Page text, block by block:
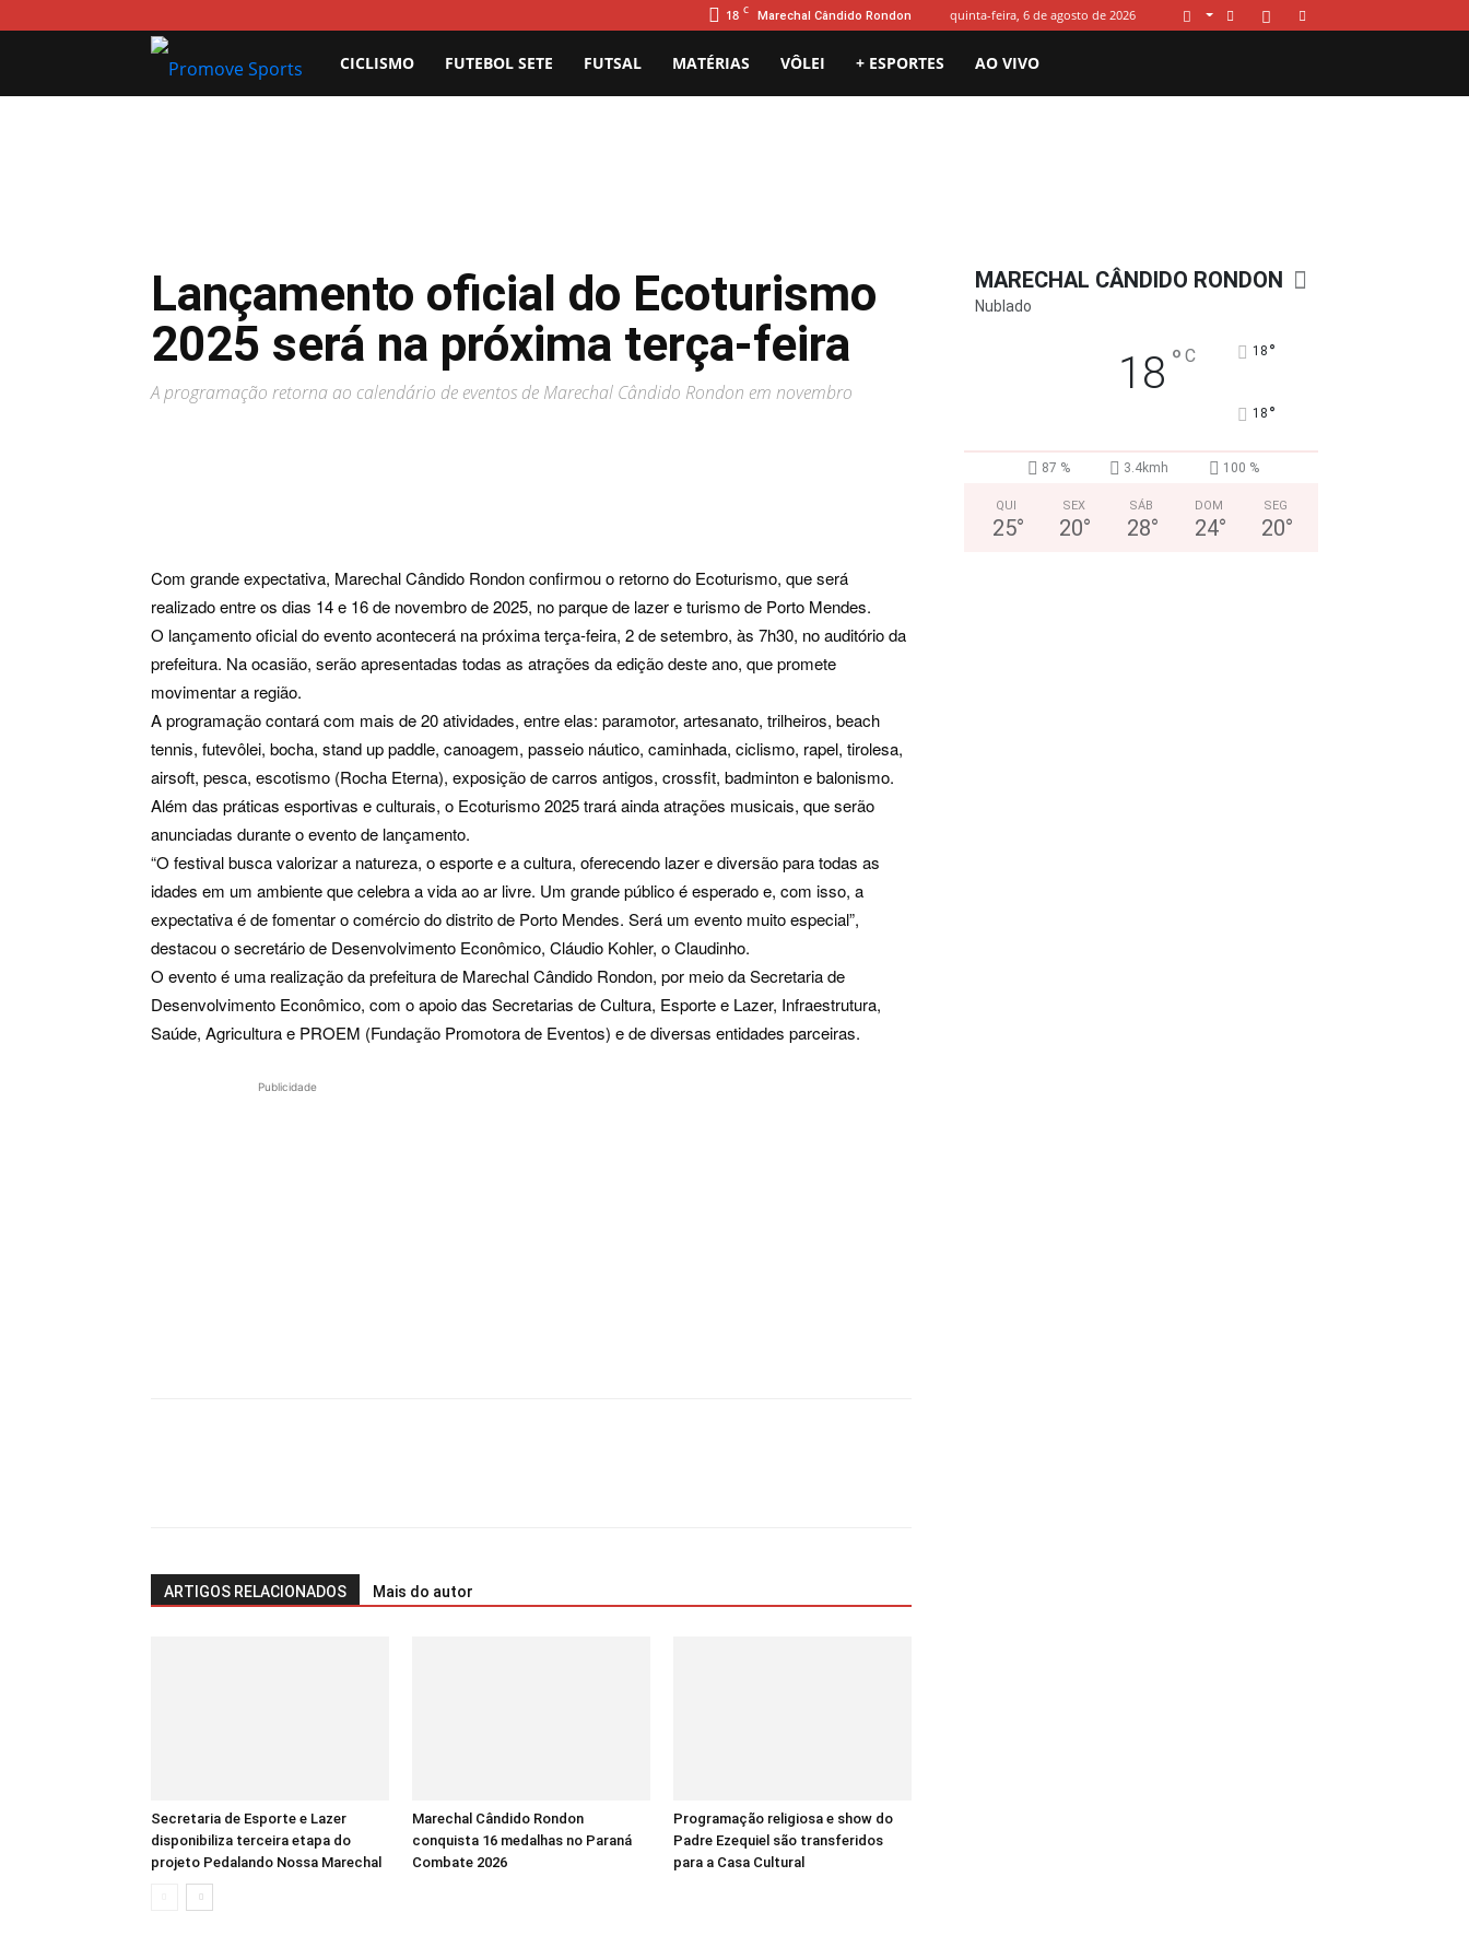
18 C Marechal Cândido Rondon quinta-feira, 6 de agosto de 2026
Promove
CICLISMO FUTEBOL SETE FUTSAL MATÉRIAS VÔLEI + ESPORTES AO VIVO
Lançamento oficial do Ecoturismo
2025 será na próxima terça-feira
A programação retorna ao calendário de eventos de Marechal Cândido Rondon em novembro
Com grande expectativa, Marechal Cândido Rondon confirmou o retorno do Ecoturismo, que será
realizado entre os dias 14 e 16 de novembro de 2025, no parque de lazer e turismo de Porto Mendes.
O lançamento oficial do evento acontecerá na próxima terça-feira, 2 de setembro, às 7h30, no auditório da
prefeitura. Na ocasião, serão apresentadas todas as atrações da edição deste ano, que promete
movimentar a região.
A programação contará com mais de 20 atividades, entre elas: paramotor, artesanato, trilheiros, beach
tennis, futevôlei, bocha, stand up paddle, canoagem, passeio náutico, caminhada, ciclismo, rapel, tirolesa,
airsoft, pesca, escotismo (Rocha Eterna), exposição de carros antigos, crossfit, badminton e balonismo.
Além das práticas esportivas e culturais, o Ecoturismo 2025 trará ainda atrações musicais, que serão
anunciadas durante o evento de lançamento.
“O festival busca valorizar a natureza, o esporte e a cultura, oferecendo lazer e diversão para todas as
idades em um ambiente que celebra a vida ao ar livre. Um grande público é esperado e, com isso, a
expectativa é de fomentar o comércio do distrito de Porto Mendes. Será um evento muito especial”,
destacou o secretário de Desenvolvimento Econômico, Cláudio Kohler, o Claudinho.
O evento é uma realização da prefeitura de Marechal Cândido Rondon, por meio da Secretaria de
Desenvolvimento Econômico, com o apoio das Secretarias de Cultura, Esporte e Lazer, Infraestrutura,
Saúde, Agricultura e PROEM (Fundação Promotora de Eventos) e de diversas entidades parceiras.
Publicidade
ARTIGOS RELACIONADOS Mais do autor
Secretaria de Esporte e Lazer
disponibiliza terceira etapa do
projeto Pedalando Nossa Marechal
Marechal Cândido Rondon
conquista 16 medalhas no Paraná
Combate 2026
Programação religiosa e show do
Padre Ezequiel são transferidos
para a Casa Cultural
MARECHAL CÂNDIDO RONDON
Nublado
18 ° C 18 °
18 °
87 % 3.4kmh 100 %
QUI
25°
SEX
20°
SÁB
28°
DOM
24°
SEG
20°